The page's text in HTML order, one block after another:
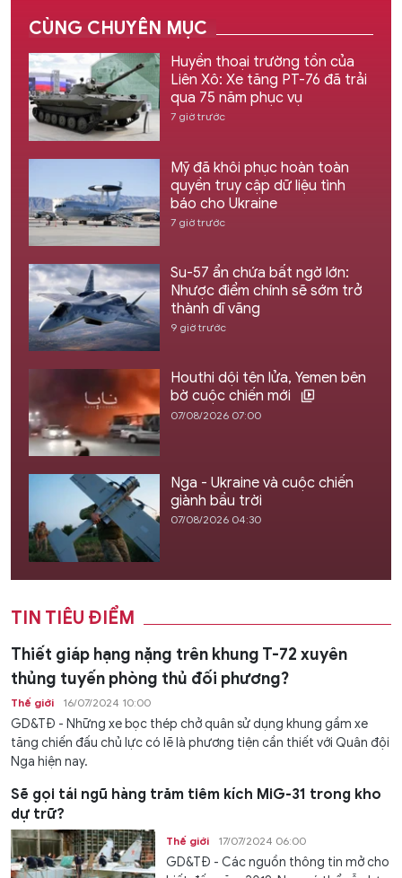
CÙNG CHUYÊN MỤC
Huyền thoại trường tồn của
Liên Xô: Xe tăng PT-76 đã trải
qua 75 năm phục vụ
7 giờ trước
Mỹ đã khôi phục hoàn toàn
quyền truy cập dữ liệu tình
báo cho Ukraine
7 giờ trước
Su-57 ẩn chứa bất ngờ lớn:
Nhược điểm chính sẽ sớm trở
thành dĩ vãng
9 giờ trước
Houthi dội tên lửa, Yemen bên
bờ cuộc chiến mới
07/08/2026 07:00
Nga - Ukraine và cuộc chiến
giành bầu trời
07/08/2026 04:30
TIN TIÊU ĐIỂM
Thiết giáp hạng nặng trên khung T-72 xuyên
thủng tuyến phòng thủ đối phương?
Thế giới 16/07/2024 10:00
GD&TĐ - Những xe bọc thép chở quân sử dụng khung gầm xe
tăng chiến đấu chủ lực có lẽ là phương tiện cần thiết với Quân đội
Nga hiện nay.
Sẽ gọi tái ngũ hàng trăm tiêm kích MiG-31 trong kho
dự trữ?
Thế giới 17/07/2024 06:00
GD&TĐ - Các nguồn thông tin mở cho